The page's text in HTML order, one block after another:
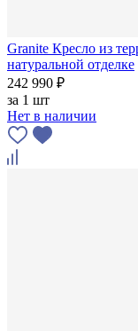
Granite Кресло из
натуральной отделке
242 990 ₽
за 1 шт
Нет в наличии